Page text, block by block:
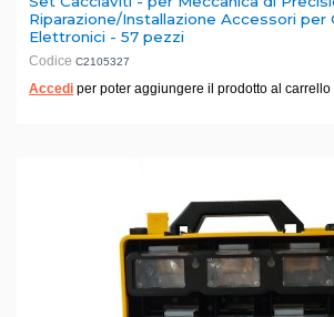
Riparazione/Installazione Accessori per
Elettronici - 57 pezzi
Codice C2105327
Accedi per poter aggiungere il prodotto al carrello